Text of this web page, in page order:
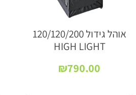
אוהל גידול 120/120/200
HIGH LIGHT
₪790.00